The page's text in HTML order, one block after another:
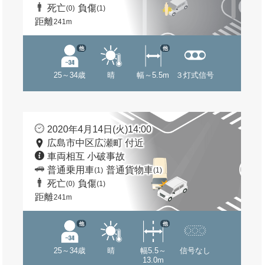
死亡(0) 負傷(1)
距離241m
25～34歳
他
晴 幅～5.5m
他
３灯式信号
2020年4月14日(火)14:00
広島市中区広瀬町 付近
車両相互 小破事故
普通乗用車(1) 普通貨物車(1)
死亡(0) 負傷(1)
距離241m
25～34歳
他
晴
幅5.5～
13.0m
他
信号なし